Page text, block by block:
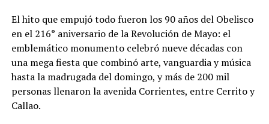
El hito que empujó todo fueron los 90 años del Obelisco
en el 216° aniversario de la Revolución de Mayo: el
emblemático monumento celebró nueve décadas con
una mega fiesta que combinó arte, vanguardia y música
hasta la madrugada del domingo, y más de 200 mil
personas llenaron la avenida Corrientes, entre Cerrito y
Callao.